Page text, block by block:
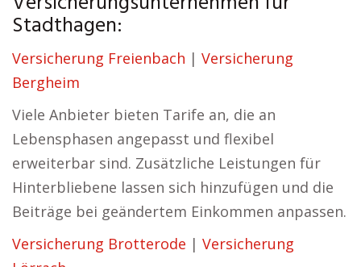
Stadthagen:
Versicherung Freienbach | Versicherung
Bergheim
Viele Anbieter bieten Tarife an, die an
Lebensphasen angepasst und flexibel
erweiterbar sind. Zusätzliche Leistungen für
Hinterbliebene lassen sich hinzufügen und die
Beiträge bei geändertem Einkommen anpassen.
Versicherung Brotterode | Versicherung